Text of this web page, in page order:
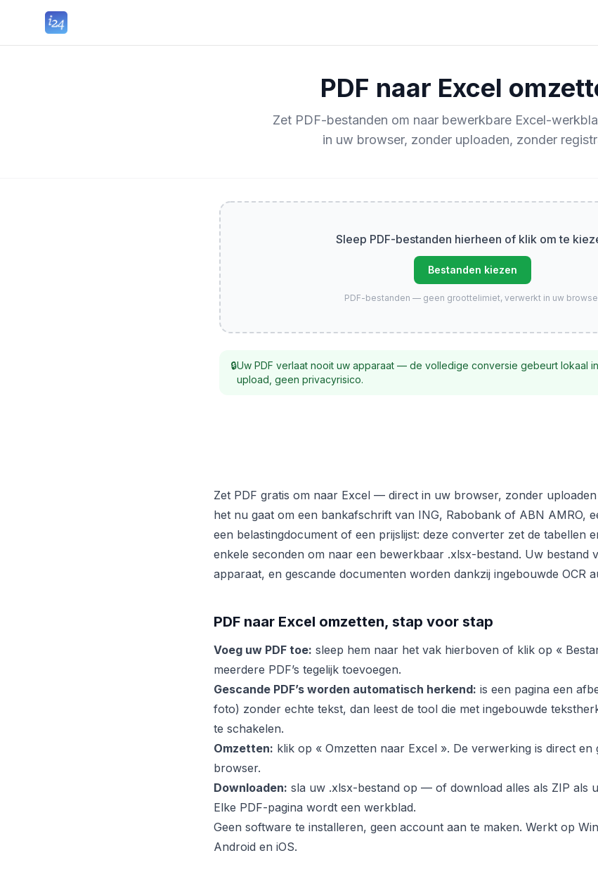
PDF naar Excel
Zet PDF-bestanden om naar bewerkbare Excel-
in uw browser, zonder uploaden, zonder
Sleep PDF-bestanden hierheen of klik om te
Bestanden kiezen
PDF-bestanden — geen groottelimiet, verwerkt in uw
🔒Uw PDF verlaat nooit uw apparaat — de volledige conversie gebeurt lokaal
upload, geen privacyrisico.
Zet PDF gratis om naar Excel — direct in uw browser, zonder
het nu gaat om een bankafschrift van ING, Rabobank of ABN AMRO,
een belastingdocument of een prijslijst: deze converter zet de tabellen
enkele seconden om naar een bewerkbaar .xlsx-bestand. Uw bestand
apparaat, en gescande documenten worden dankzij ingebouwde OCR
PDF naar Excel omzetten, stap voor stap
Voeg uw PDF toe: sleep hem naar het vak hierboven of klik op «
meerdere PDF’s tegelijk toevoegen.
Gescande PDF’s worden automatisch herkend: is een pagina een
foto) zonder echte tekst, dan leest de tool die met ingebouwde
te schakelen.
Omzetten: klik op « Omzetten naar Excel ». De verwerking is direct
browser.
Downloaden: sla uw .xlsx-bestand op — of download alles als ZIP als
Elke PDF-pagina wordt een werkblad.
Geen software te installeren, geen account aan te maken. Werkt op
Android en iOS.